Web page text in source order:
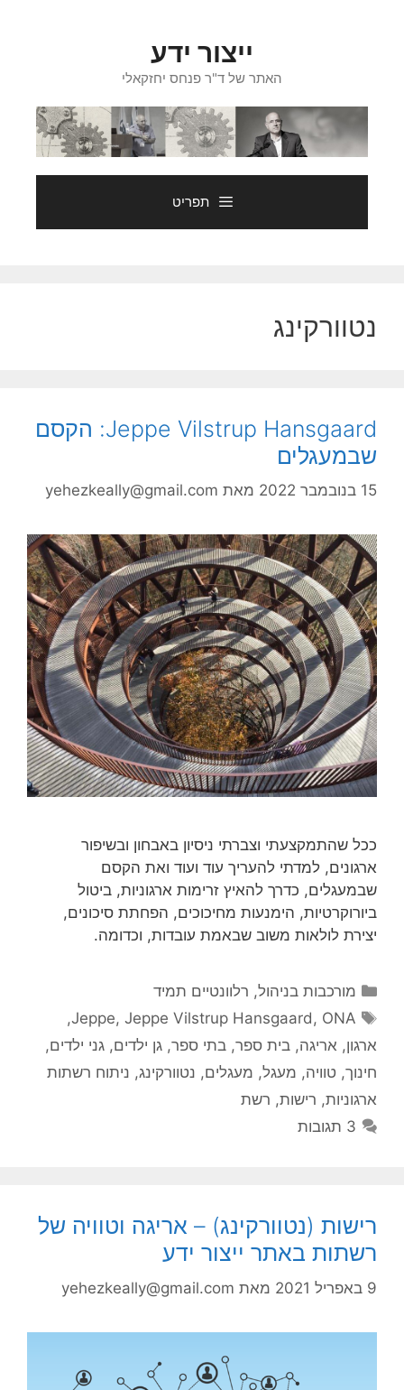
ייצור ידע
האתר של ד"ר פנחס יחזקאלי
תפריט
נטוורקינג
Jeppe Vilstrup Hansgaard: הקסם
שבמעגלים
15 בנובמבר 2022 מאת yehezkeally@gmail.com
ככל שהתמקצעתי וצברתי ניסיון באבחון ובשיפור
ארגונים, למדתי להעריך עוד ועוד ואת הקסם
שבמעגלים, כדרך להאיץ זרימות ארגוניות, ביטול
ביורוקרטיות, הימנעות מחיכוכים, הפחתת סיכונים,
יצירת לולאות משוב שבאמת עובדות, וכדומה.
קטגוריות
מורכבות בניהול, רלוונטיים תמיד
תגיות
Jeppe, Jeppe Vilstrup Hansgaard, ONA
,
ארגון, אריגה, בית ספר, בתי ספר, גן ילדים, גני ילדים,
חינוך, טוויה, מעגל, מעגלים, נטוורקינג, ניתוח רשתות
ארגוניות, רישות, רשת
3 תגובות
רישות (נטוורקינג) – אריגה וטוויה של
רשתות באתר ייצור ידע
9 באפריל 2021 מאת yehezkeally@gmail.com